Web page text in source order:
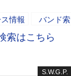
ス情報 バンド索
索はこちら
S.W.G.P.